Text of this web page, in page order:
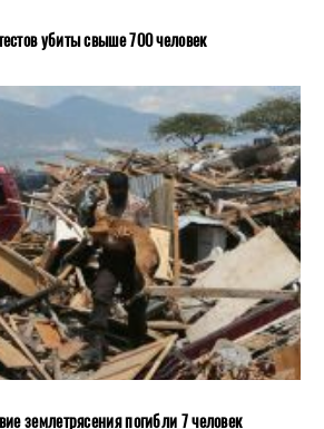
убиты свыше 700 человек
землетрясения погибли 7 человек